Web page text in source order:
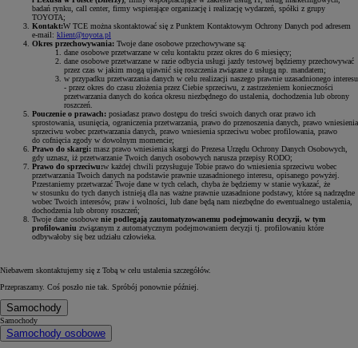
badań rynku, call center, firmy wspierające organizację i realizację wydarzeń, spółki z grupy
TOYOTA;
Kontakt:W TCE można skontaktować się z Punktem Kontaktowym Ochrony Danych pod adresem
e-mail: klient@toyota.pl
Okres przechowywania: Twoje dane osobowe przechowywane są:
dane osobowe przetwarzane w celu kontaktu przez okres do 6 miesięcy;
dane osobowe przetwarzane w razie odbycia usługi jazdy testowej będziemy przechowywać
przez czas w jakim mogą ujawnić się roszczenia związane z usługą np. mandatem;
w przypadku przetwarzania danych w celu realizacji naszego prawnie uzasadnionego interesu
- przez okres do czasu złożenia przez Ciebie sprzeciwu, z zastrzeżeniem konieczności
przetwarzania danych do końca okresu niezbędnego do ustalenia, dochodzenia lub obrony
roszczeń.
Pouczenie o prawach: posiadasz prawo dostępu do treści swoich danych oraz prawo ich
sprostowania, usunięcia, ograniczenia przetwarzania, prawo do przenoszenia danych, prawo wniesienia
sprzeciwu wobec przetwarzania danych, prawo wniesienia sprzeciwu wobec profilowania, prawo
do cofnięcia zgody w dowolnym momencie;
Prawo do skargi: masz prawo wniesienia skargi do Prezesa Urzędu Ochrony Danych Osobowych,
gdy uznasz, iż przetwarzanie Twoich danych osobowych narusza przepisy RODO;
Prawo do sprzeciwu:w każdej chwili przysługuje Tobie prawo do wniesienia sprzeciwu wobec
przetwarzania Twoich danych na podstawie prawnie uzasadnionego interesu, opisanego powyżej.
Przestaniemy przetwarzać Twoje dane w tych celach, chyba że będziemy w stanie wykazać, że
w stosunku do tych danych istnieją dla nas ważne prawnie uzasadnione podstawy, które są nadrzędne
wobec Twoich interesów, praw i wolności, lub dane będą nam niezbędne do ewentualnego ustalenia,
dochodzenia lub obrony roszczeń;
Twoje dane osobowe nie podlegają zautomatyzowanemu podejmowaniu decyzji, w tym
profilowaniu związanym z automatycznym podejmowaniem decyzji tj. profilowaniu które
odbywałoby się bez udziału człowieka.
Niebawem skontaktujemy się z Tobą w celu ustalenia szczegółów.
Przepraszamy. Coś poszło nie tak. Spróbój ponownie później.
Samochody
Samochody
Samochody osobowe